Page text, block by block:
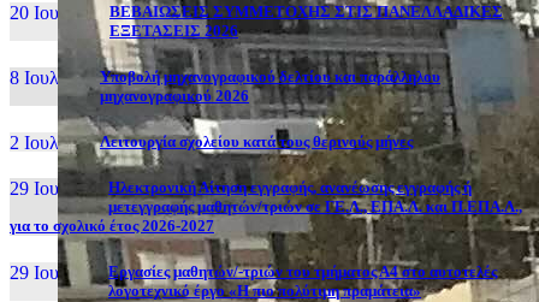
20 Ιουλ, 26
ΒΕΒΑΙΩΣΕΙΣ ΣΥΜΜΕΤΟΧΗΣ ΣΤΙΣ ΠΑΝΕΛΛΑΔΙΚΕΣ
ΕΞΕΤΑΣΕΙΣ 2026
8 Ιουλ, 26
Υποβολή μηχανογραφικού δελτίου και παράλληλου
μηχανογραφικού 2026
2 Ιουλ, 26 Λειτουργία σχολείου κατά τους θερινούς μήνες
29 Ιουν, 26
Ηλεκτρονική Αίτηση εγγραφής, ανανέωσης εγγραφής ή
μετεγγραφής μαθητών/τριών σε ΓΕ.Λ., ΕΠΑ.Λ. και Π.ΕΠΑ.Λ.,
για το σχολικό έτος 2026-2027
29 Ιουν, 26
Εργασίες μαθητών/-τριών του τμήματος Α4 στο αυτοτελές
λογοτεχνικό έργο «Η πιο πολύτιμη πραμάτεια»